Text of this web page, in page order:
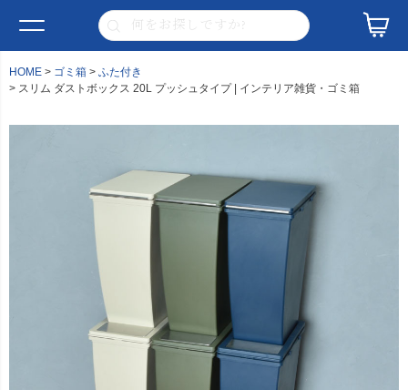
HOME ゴミ箱
ふた付き
スリム ダストボックス 20L プッシュタイプ | インテリア雑貨・ゴミ箱